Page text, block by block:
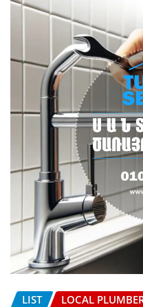
LIST LOCAL